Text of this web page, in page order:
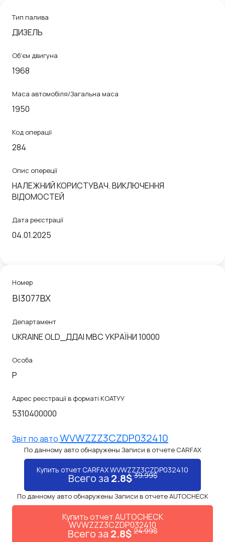
Тип палива
ДИЗЕЛЬ
Об'єм двигуна
1968
Маса автомобіля/Загальна маса
1950
Код операції
284
Опис опереції
НАЛЕЖНИЙ КОРИСТУВАЧ. ВИКЛЮЧЕННЯ
ВІДОМОСТЕЙ
Дата реєстрації
04.01.2025
Номер
ВІ3077ВХ
Департамент
UKRAINE OLD_ДДАІ МВС УКРАЇНИ 10000
Особа
P
Адрес реєстрації в форматі КОАТУУ
5310400000
Звiт по автоWVWZZZ3CZDP032410
По данному авто обнаружены Записи в отчете CARFAX
Купить отчет CARFAX WVWZZZ3CZDP032410
Всего за 2.8$39.99$
По данному авто обнаружены Записи в отчете AUTOCHECK
Купить отчет AUTOCHECK
WVWZZZ3CZDP032410
Всего за 2.8$24.99$